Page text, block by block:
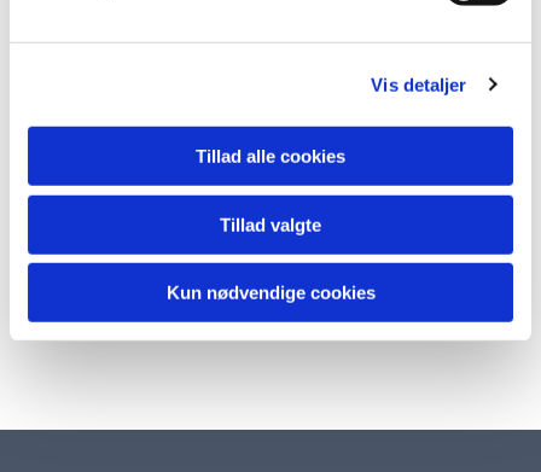
Vis detaljer
Tillad alle cookies
Tillad valgte
Kun nødvendige cookies